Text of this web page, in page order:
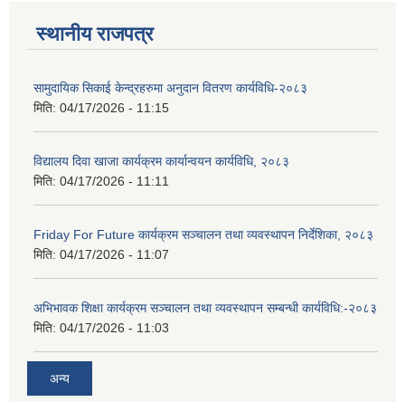
स्थानीय राजपत्र
सामुदायिक सिकाई केन्द्रहरुमा अनुदान वितरण कार्यविधि-२०८३
मिति: 04/17/2026 - 11:15
विद्यालय दिवा खाजा कार्यक्रम कार्यान्वयन कार्यविधि, २०८३
मिति: 04/17/2026 - 11:11
Friday For Future कार्यक्रम सञ्चालन तथा व्यवस्थापन निर्देशिका, २०८३
मिति: 04/17/2026 - 11:07
अभिभावक शिक्षा कार्यक्रम सञ्चालन तथा व्यवस्थापन सम्बन्धी कार्यविधि:-२०८३
मिति: 04/17/2026 - 11:03
अन्य